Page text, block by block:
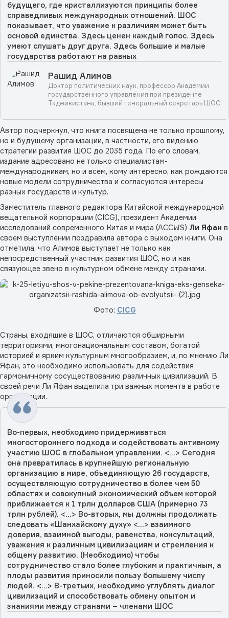
будущего, где кристаллизуются принципы более
справедливых международных отношений. ШОС
показывает, что уважение к различиям может быть
основой единства. Здесь ценен каждый голос. Здесь
умеют слушать друг друга. Здесь большие и малые
государства работают на равных
Рашид Алимов
Доктор политических наук, профессор Академии
государственного управления при президенте
Таджикистана, бывший генеральный секретарь ШОС
Автор подчеркнул, что книга посвящена не только прошлому,
но и будущему организации, в частности, его видению
стратегии развития ШОС до 2035 года. По его словам,
издание адресовано не только специалистам-
международникам, но и всем, кому интересно, как рождаются
новые модели сотрудничества и согласуются интересы
разных государств и культур.
Заместитель главного редактора Китайской международной
вещательной корпорации (CICG), президент Академии
исследований современного Китая и мира (ACCWS) Ли Яфан в
своем выступлении поздравила автора с выходом книги. Она
отметила, что Алимов выступает не только как
непосредственный участник развития ШОС, но и как
связующее звено в культурном обмене между странами.
Фото: CICG
Страны, входящие в ШОС, отличаются обширными
территориями, многонациональным составом, богатой
историей и ярким культурным многообразием, и, по мнению Ли
Яфан, это необходимо использовать для содействия
гармоничному сосуществованию различных цивилизаций. В
своей речи Ли Яфан выделила три важных момента в работе
организации.
Во-первых, необходимо придерживаться
многостороннего подхода и содействовать активному
участию ШОС в глобальном управлении. <...> Сегодня
она превратилась в крупнейшую региональную
организацию в мире, объединяющую 26 государств,
осуществляющую сотрудничество в более чем 50
областях и совокупный экономический объем которой
приближается к 1 трлн долларов США (примерно 73
трлн рублей). <...> Во-вторых, мы должны продолжать
следовать «Шанхайскому духу» <...> взаимного
доверия, взаимной выгоды, равенства, консультаций,
уважения к различным цивилизациям и стремления к
общему развитию. (Необходимо) чтобы
сотрудничество стало более глубоким и практичным, а
плоды развития приносили пользу большему числу
людей. <...> В-третьих, необходимо углублять диалог
цивилизаций и способствовать обмену опытом и
знаниями между странами – членами ШОС